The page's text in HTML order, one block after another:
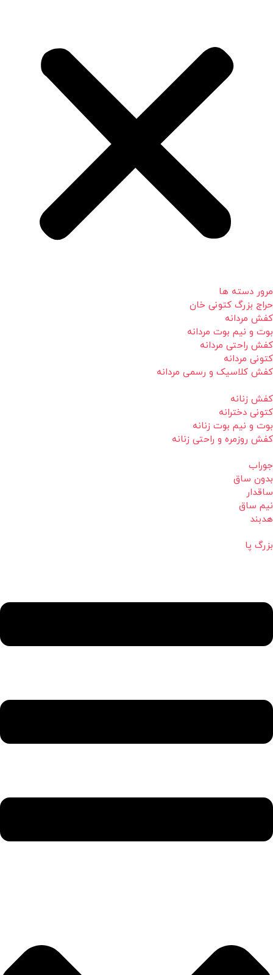
مرور دسته ها
حراج بزرگ کتونی خان
کفش مردانه
بوت و نیم بوت مردانه
کفش راحتی مردانه
کتونی مردانه
کفش کلاسیک و رسمی مردانه
کفش زنانه
کتونی دخترانه
بوت و نیم بوت زنانه
کفش روزمره و راحتی زنانه
جوراب
بدون ساق
ساقدار
نیم ساق
هدبند
بزرگ پا